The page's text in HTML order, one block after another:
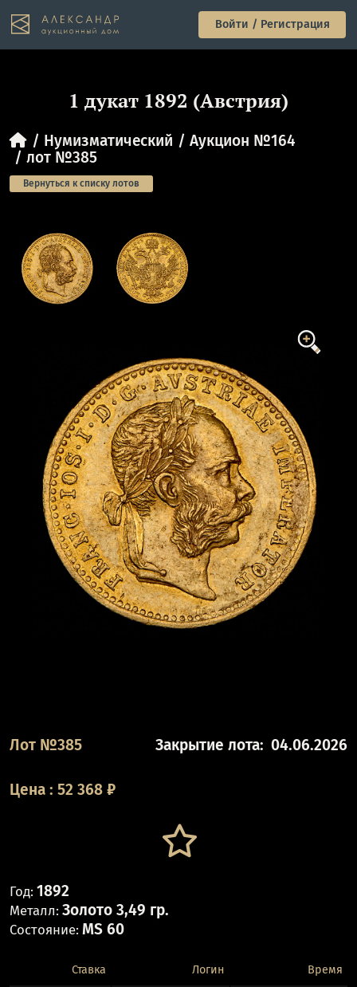
Войти / Регистрация
1 дукат 1892 (Австрия)
Нумизматический
Аукцион №164
лот №385
Вернуться к списку лотов
Лот №385 Закрытие лота: 04.06.2026
Цена : 52 368 ₽
Год: 1892
Металл: Золото 3,49 гр.
Состояние: MS 60
Ставка Логин Время